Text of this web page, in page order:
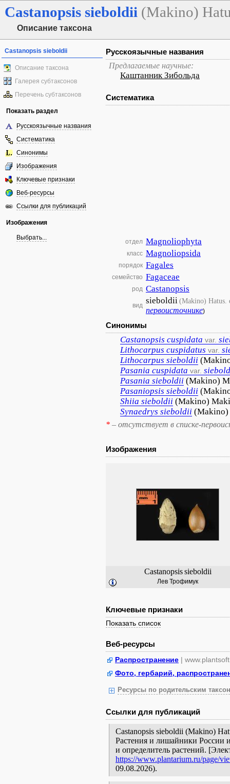
Castanopsis sieboldii (Makino)
Описание таксона
Castanopsis sieboldii
Описание таксона
Галерея субтаксонов
Перечень субтаксонов
Показать раздел
Русскоязычные названия
Систематика
Синонимы
Изображения
Ключевые признаки
Веб-ресурсы
Ссылки для публикаций
Изображения
Выбрать...
Русскоязычные названия
Предлагаемые научные:
Каштанник Зибольда
Систематика
отдел Magnoliophyta
класс Magnoliopsida
порядок Fagales
семейство Fagaceae
род Castanopsis
вид sieboldii(Makino) Hatus.
первоисточнике)
Синонимы
Castanopsis cuspidata var.
Lithocarpus cuspidatus var.
Lithocarpus sieboldii
Pasania cuspidata var.
Pasania sieboldii (Makino)
Pasaniopsis sieboldii
Shiia sieboldii (Makino)
Synaedrys sieboldii
* – отсутствует в списке-
Изображения
Castanopsis sieboldii
Лев Трофимук
Ключевые признаки
Показать список
Веб-ресурсы
Распространение |
Фото, гербарий,
Ресурсы по родительским
Ссылки для публикаций
Castanopsis sieboldii (Makino)
Растения и лишайники России
и определитель растений.
https://www.plantarium.ru/page/
09.08.2026).